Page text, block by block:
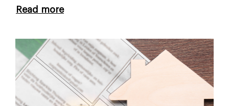
Read more